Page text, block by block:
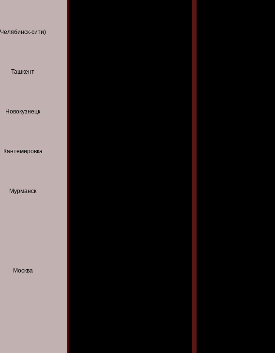
Челябинск-сити)
Ташкент
Новокузнецк
Кантемировка
Мурманск
Москва